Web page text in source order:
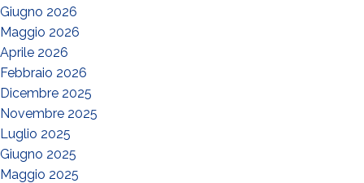
Giugno 2026
Maggio 2026
Aprile 2026
Febbraio 2026
Dicembre 2025
Novembre 2025
Luglio 2025
Giugno 2025
Maggio 2025